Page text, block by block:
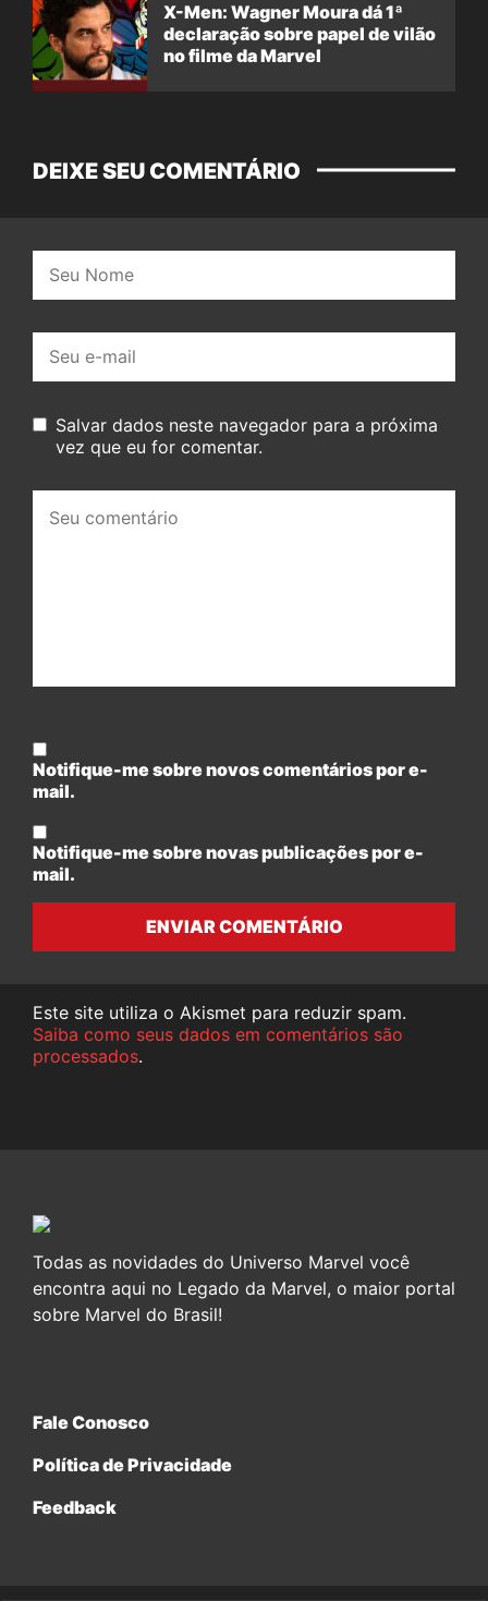
X-Men: Wagner Moura dá 1ª
declaração sobre papel de vilão
no filme da Marvel
DEIXE SEU COMENTÁRIO
mail:
Salvar dados neste navegador para a próxima
vez que eu for comentar.
comentário:
Notifique-me sobre novos comentários por e-
mail.
Notifique-me sobre novas publicações por e-
mail.
ENVIAR COMENTÁRIO
Este site utiliza o Akismet para reduzir spam.
Saiba como seus dados em comentários são
processados.
Todas as novidades do Universo Marvel você
encontra aqui no Legado da Marvel, o maior portal
sobre Marvel do Brasil!
Fale Conosco
Política de Privacidade
Feedback